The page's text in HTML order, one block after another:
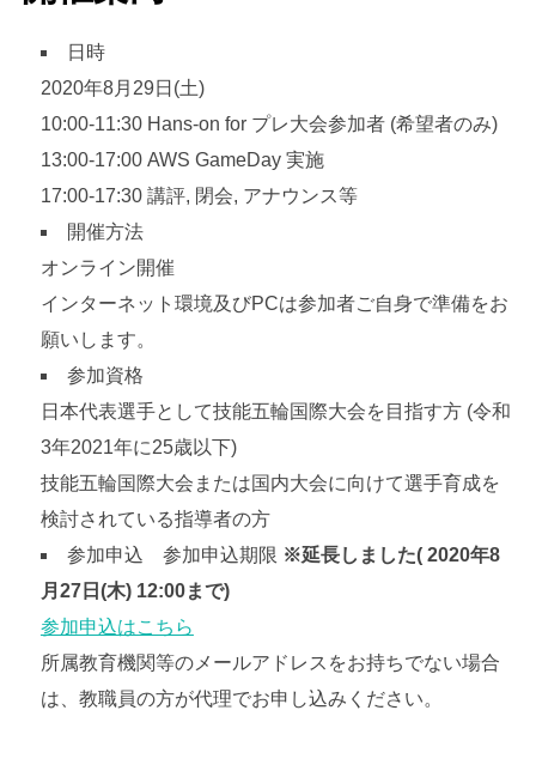
日時
2020年8月29日(土)
10:00-11:30 Hans-on for プレ大会参加者 (希望者のみ)
13:00-17:00 AWS GameDay 実施
17:00-17:30 講評, 閉会, アナウンス等
開催方法
オンライン開催
インターネット環境及びPCは参加者ご自身で準備をお
願いします。
参加資格
日本代表選手として技能五輪国際大会を目指す方 (令和
3年2021年に25歳以下)
技能五輪国際大会または国内大会に向けて選手育成を
検討されている指導者の方
参加申込 参加申込期限 ※延長しました( 2020年8
月27日(木) 12:00まで)
参加申込はこちら
所属教育機関等のメールアドレスをお持ちでない場合
は、教職員の方が代理でお申し込みください。